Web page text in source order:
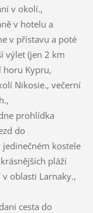
v okolí.,
v hotelu a
v přístavu a poté
výlet (jen 2 km
horu Kypru,
Nikosie., večerní
prohlídka
do
kostele
pláží
v oblasti Larnaky.,
cesta do